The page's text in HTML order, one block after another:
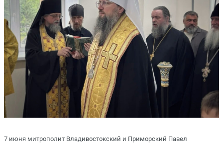
7 июня митрополит Владивостокский и Приморский Павел